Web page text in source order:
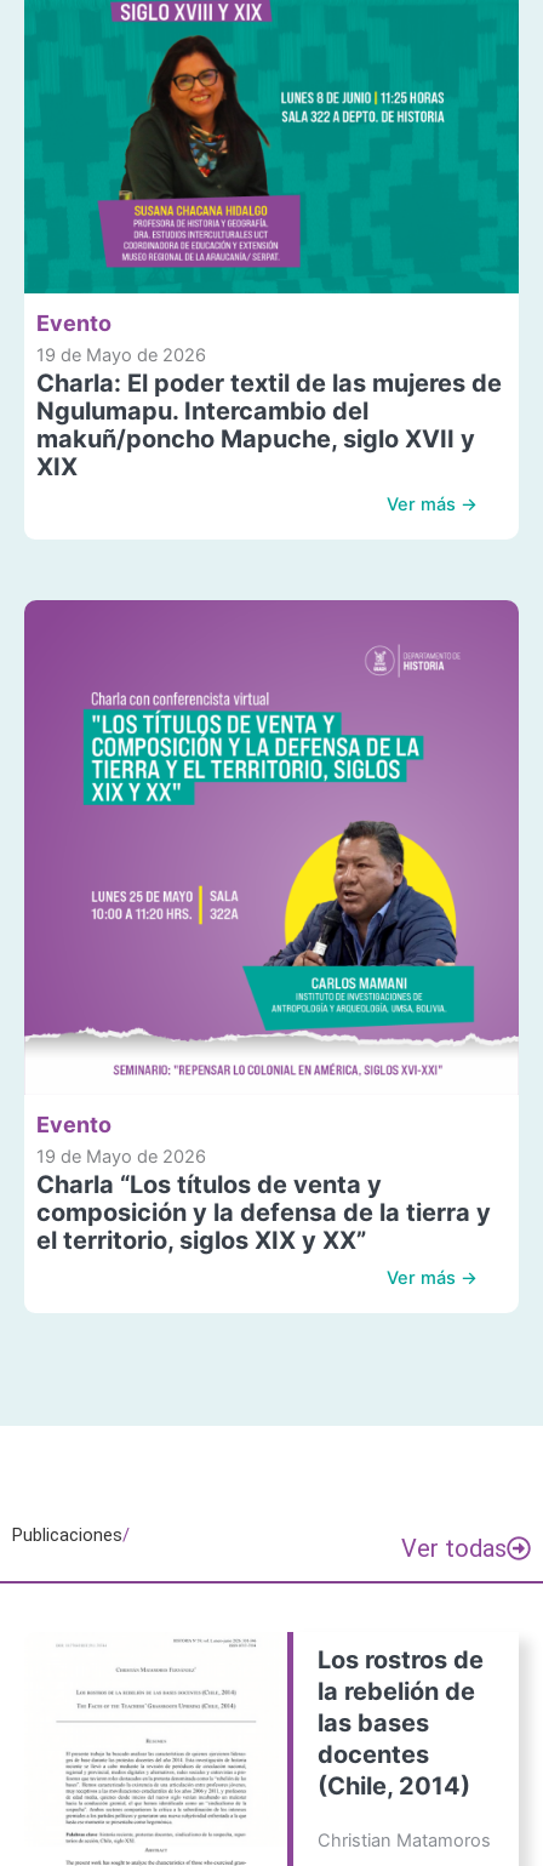
Evento
19 de Mayo de 2026
Charla: El poder textil de las mujeres de
Ngulumapu. Intercambio del
makuñ/poncho Mapuche, siglo XVII y
XIX
Ver más →
Evento
19 de Mayo de 2026
Charla “Los títulos de venta y
composición y la defensa de la tierra y
el territorio, siglos XIX y XX”
Ver más →
Publicaciones/ Ver todas
Los rostros de
la rebelión de
las bases
docentes
(Chile, 2014)
Christian Matamoros